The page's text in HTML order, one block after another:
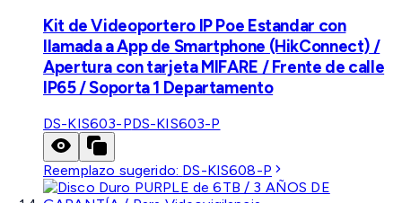
Kit de Videoportero IP Poe Estandar con
llamada a App de Smartphone (HikConnect) /
Apertura con tarjeta MIFARE / Frente de calle
IP65 / Soporta 1 Departamento
DS-KIS603-PDS-KIS603-P
Reemplazo sugerido: DS-KIS608-P